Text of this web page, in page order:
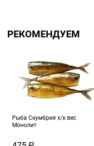
РЕКОМЕНДУЕМ
Рыба Скумбрия х/к вес
Монолит